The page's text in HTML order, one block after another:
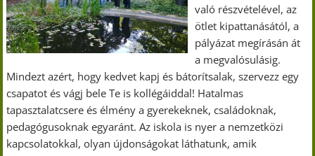
való részvételével, az
ötlet kipattanásától, a
pályázat megírásán át
a megvalósulásig.
Mindezt azért, hogy kedvet kapj és bátorítsalak, szervezz egy
csapatot és vágj bele Te is kollégáiddal! Hatalmas
tapasztalatcsere és élmény a gyerekeknek, családoknak,
pedagógusoknak egyaránt. Az iskola is nyer a nemzetközi
kapcsolatokkal, olyan újdonságokat láthatunk, amik